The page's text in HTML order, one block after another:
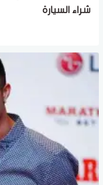
شراء السيارة